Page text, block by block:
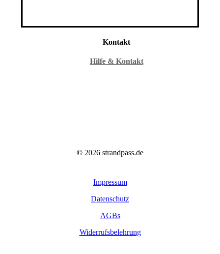
Kontakt
Hilfe & Kontakt
© 2026 strandpass.de
Impressum
Datenschutz
AGBs
Widerrufsbelehrung